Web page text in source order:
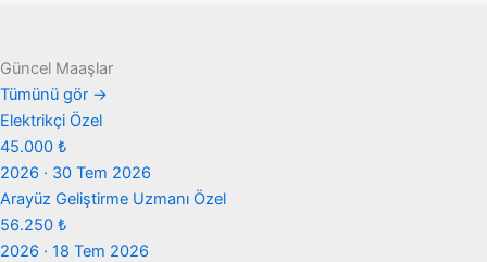
Güncel Maaşlar
Tümünü gör →
Elektrikçi Özel
45.000 ₺
2026 · 30 Tem 2026
Arayüz Geliştirme Uzmanı Özel
56.250 ₺
2026 · 18 Tem 2026